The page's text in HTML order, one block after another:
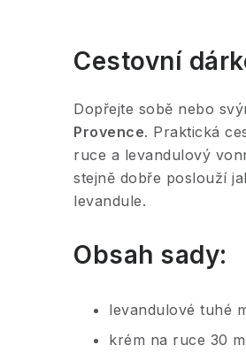
Cestovní
Dopřejte sobě nebo
Provence. Praktická
ruce a levandulový
stejně dobře poslouží
levandule.
Obsah sady:
levandulové tuhé
krém na ruce 30